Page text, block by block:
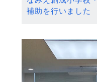
補助を行いました